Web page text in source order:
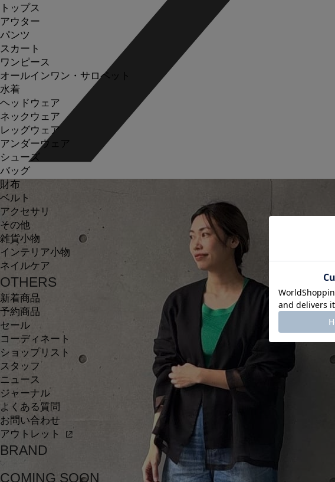
トップス
アウター
パンツ
スカート
ワンピース
オールインワン・サロペット
水着
ヘッドウェア
ネックウェア
レッグウェア
アンダーウェア
シューズ
バッグ
財布
ベルト
アクセサリ
その他
雑貨小物
インテリア小物
ネイルケア
OTHERS
新着商品
予約商品
セール
コーディネート
ショップリスト
スタッフ
ニュース
ジャーナル
よくある質問
お問い合わせ
アウトレット
BRAND
COMING SOON